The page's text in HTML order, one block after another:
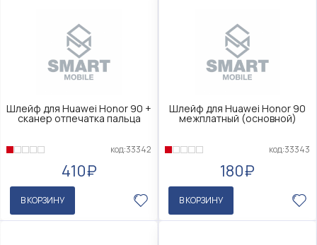
Шлейф для Huawei Honor 90 +
сканер отпечатка пальца
код:33342
410₽
В КОРЗИНУ
Шлейф для Huawei Honor 90
межплатный (основной)
код:33343
180₽
В КОРЗИНУ